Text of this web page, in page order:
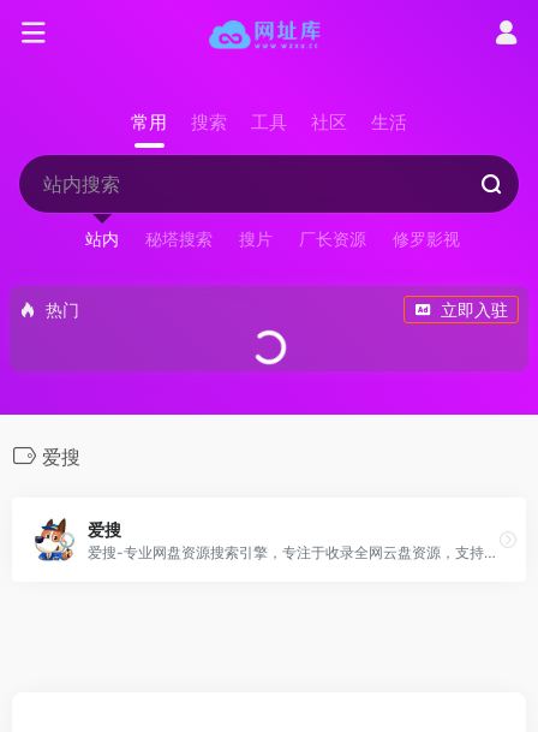
常用 搜索 工具 社区 生活
站内 秘塔搜索 搜片 厂长资源 修罗影视
热门 立即入驻
爱搜
爱搜
爱搜-专业网盘资源搜索引擎，专注于收录全网云盘资源，支持百度网盘、阿里云盘、夸克云盘、迅雷云盘等网盘资源的全文检索。 实时更新，海量资源。您想要的这里都有！